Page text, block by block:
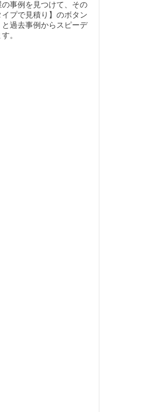
事例を見つけて、その
プで見積り】のボタン
過去事例からスピーデ
。